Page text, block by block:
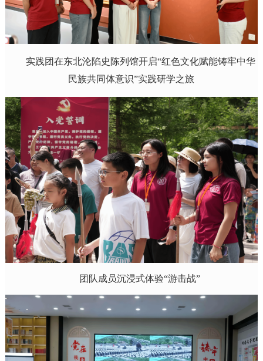
实践团在东北沦陷史陈列馆开启“红色文化赋能铸牢中华
民族共同体意识”实践研学之旅
团队成员沉浸式体验“游击战”